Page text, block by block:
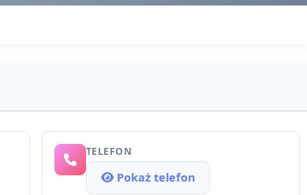
TELEFON
Pokaż telefon